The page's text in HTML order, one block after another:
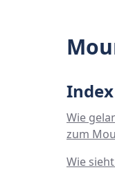
Index
Wie
zum
Wie